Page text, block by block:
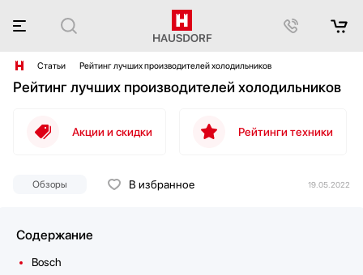
Статьи Рейтинг лучших производителей холодильников
Рейтинг лучших производителей холодильников
Акции и скидки Рейтинги техники
Обзоры В избранное 19.05.2022
Содержание
Bosch